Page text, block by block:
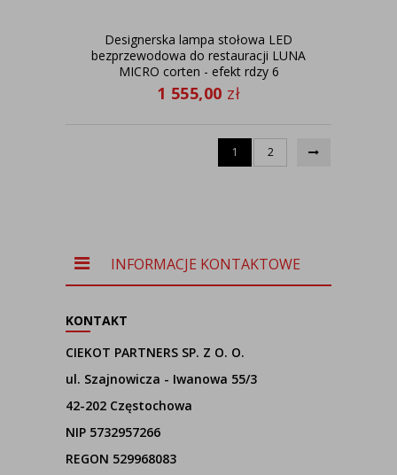
Designerska lampa stołowa LED
bezprzewodowa do restauracji LUNA
MICRO corten - efekt rdzy 6
sztuk/komplet
1 555,00 zł
1 2
INFORMACJE KONTAKTOWE
KONTAKT
CIEKOT PARTNERS SP. Z O. O.
ul. Szajnowicza - Iwanowa 55/3
42-202 Częstochowa
NIP 5732957266
REGON 529968083